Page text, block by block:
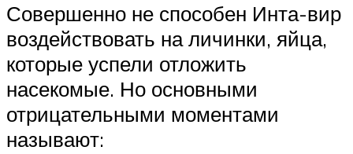
Совершенно не способен Инта-вир
воздействовать на личинки, яйца,
которые успели отложить
насекомые. Но основными
отрицательными моментами
называют: